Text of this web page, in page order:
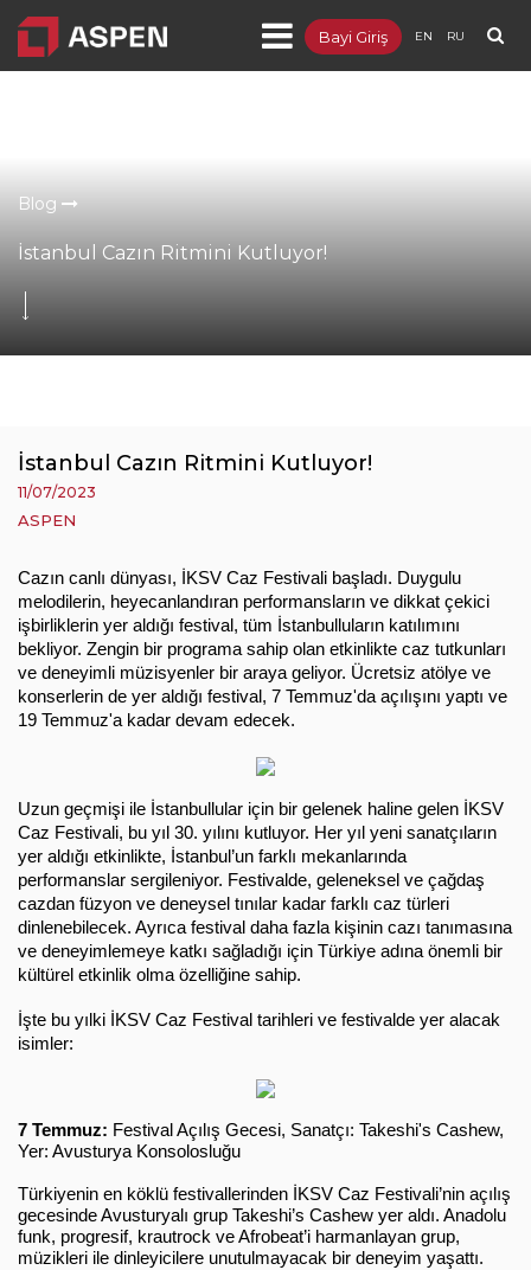
EN RU
Bayi Giriş
Blog
Blog
İstanbul Cazın Ritmini Kutluyor!
İstanbul Cazın Ritmini Kutluyor!
11/07/2023
ASPEN
Cazın canlı dünyası, İKSV Caz Festivali başladı. Duygulu
melodilerin, heyecanlandıran performansların ve dikkat çekici
işbirliklerin yer aldığı festival, tüm İstanbulluların katılımını
bekliyor. Zengin bir programa sahip olan etkinlikte caz tutkunları
ve deneyimli müzisyenler bir araya geliyor. Ücretsiz atölye ve
konserlerin de yer aldığı festival, 7 Temmuz'da açılışını yaptı ve
19 Temmuz'a kadar devam edecek.
Uzun geçmişi ile İstanbullular için bir gelenek haline gelen İKSV
Caz Festivali, bu yıl 30. yılını kutluyor. Her yıl yeni sanatçıların
yer aldığı etkinlikte, İstanbul’un farklı mekanlarında
performanslar sergileniyor. Festivalde, geleneksel ve çağdaş
cazdan füzyon ve deneysel tınılar kadar farklı caz türleri
dinlenebilecek. Ayrıca festival daha fazla kişinin cazı tanımasına
ve deneyimlemeye katkı sağladığı için Türkiye adına önemli bir
kültürel etkinlik olma özelliğine sahip.
İşte bu yılki İKSV Caz Festival tarihleri ve festivalde yer alacak
isimler:
7 Temmuz: Festival Açılış Gecesi, Sanatçı: Takeshi's Cashew,
Yer: Avusturya Konsolosluğu
Türkiyenin en köklü festivallerinden İKSV Caz Festivali’nin açılış
gecesinde Avusturyalı grup Takeshi’s Cashew yer aldı. Anadolu
funk, progresif, krautrock ve Afrobeat’i harmanlayan grup,
müzikleri ile dinleyicilere unutulmayacak bir deneyim yaşattı.